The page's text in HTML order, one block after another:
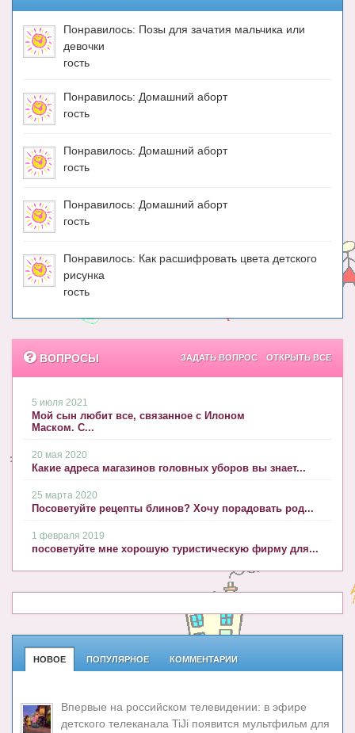
Понравилось: Позы для зачатия мальчика или
девочки
гость
Понравилось: Домашний аборт
гость
Понравилось: Домашний аборт
гость
Понравилось: Домашний аборт
гость
Понравилось: Как расшифровать цвета детского
рисунка
гость
ВОПРОСЫ ОТКРЫТЬ ВСЕ
ЗАДАТЬ ВОПРОС
5 июля 2021
Мой сын любит все, связанное с Илоном
Маском. С...
20 мая 2020
Какие адреса магазинов головных уборов вы знает...
25 марта 2020
Посоветуйте рецепты блинов? Хочу порадовать род...
1 февраля 2019
посоветуйте мне хорошую туристическую фирму для...
НОВОЕ ПОПУЛЯРНОЕ КОММЕНТАРИИ
Впервые на российском телевидении: в эфире
детского телеканала TiJi появится мультфильм для